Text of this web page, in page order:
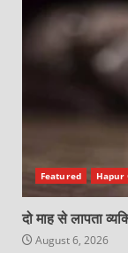
Featured Hapur
दो माह से लापता
August 6, 2026